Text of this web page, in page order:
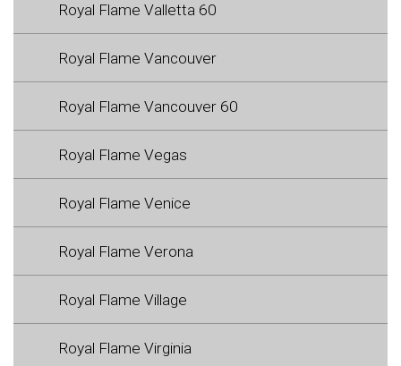
Royal Flame Valletta 60
Royal Flame Vancouver
Royal Flame Vancouver 60
Royal Flame Vegas
Royal Flame Venice
Royal Flame Verona
Royal Flame Village
Royal Flame Virginia